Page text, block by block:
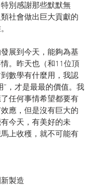
別感謝那些默默無
社會做出巨大貢獻的
展到今天，能夠為基
。昨天也（和11位頂
數學有什麼用，我認
”，才是最最的價值。我
任何事情希望都要有
應，但是沒有巨大的
今天，有美好的未
上收穫，就不可能有
製造